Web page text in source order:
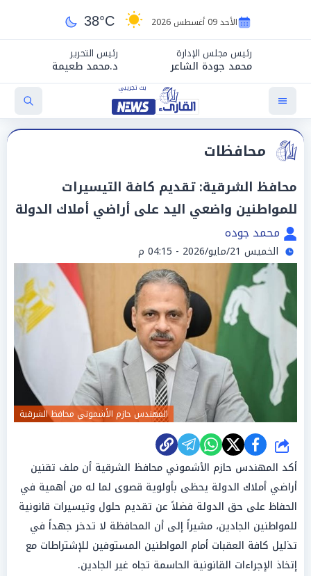
الأحد 09 أغسطس 2026 38°C
رئيس مجلس الإدارة
محمد جودة الشاعر
رئيس التحرير
د.محمد طعيمة
محافظات
محافظ الشرقية: تقديم كافة التيسيرات
للمواطنين واضعي اليد على أراضي أملاك الدولة
محمد جوده
الخميس 21/مايو/2026 - 04:15 م
المهندس حازم الأشموني محافظ الشرقية
شارك
أكد المهندس حازم الأشموني محافظ الشرقية أن ملف تقنين
أراضي أملاك الدولة يحظى بأولوية قصوى لما له من أهمية في
الحفاظ على حق الدولة فضلاً عن تقديم حلول وتيسيرات قانونية
للمواطنين الجادين، مشيراً إلى أن المحافظة لا تدخر جهداً في
تذليل كافة العقبات أمام المواطنين المستوفين للإشتراطات مع
إتخاذ الإجراءات القانونية الحاسمة تجاه غير الجادين.